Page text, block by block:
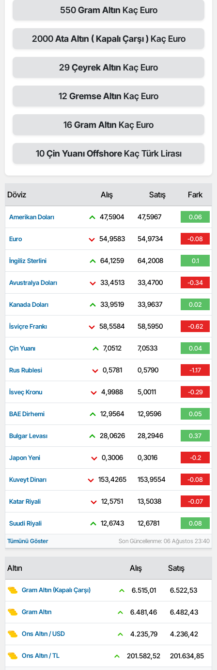
550Gram Altın Kaç Euro
2000Ata Altın ( Kapalı Çarşı ) Kaç Euro
29Çeyrek Altın Kaç Euro
12 Gremse Altın Kaç Euro
16Gram Altın Kaç Euro
10Çin Yuanı OffshoreKaç Türk Lirası
Döviz Alış Satış Fark
Amerikan Doları 47,5904 47,5967 0.06
Euro 54,9583 54,9734 -0.08
İngiliz Sterlini 64,1259 64,2008 0.1
Avustralya Doları 33,4513 33,4700 -0.34
Kanada Doları 33,9519 33,9637 0.02
İsviçre Frankı 58,5584 58,5950 -0.62
Çin Yuanı 7,0512 7,0533 0.04
Rus Rublesi 0,5781 0,5790 -1.17
İsveç Kronu 4,9988 5,0011 -0.29
BAE Dirhemi 12,9564 12,9596 0.05
Bulgar Levası 28,0626 28,2946 0.37
Japon Yeni 0,3006 0,3016 -0.2
Kuveyt Dinarı 153,4265 153,9554 -0.08
Katar Riyali 12,5751 13,5038 -0.07
Suudi Riyali 12,6743 12,6781 0.08
Tümünü Göster Son Güncellenme: 06 Ağustos 23:40
Altın Alış Satış
Gram Altın (Kapalı Çarşı) 6.515,01 6.522,53
Gram Altın 6.481,46 6.482,43
Ons Altın / USD 4.235,79 4.236,42
Ons Altın / TL 201.582,52 201.634,85